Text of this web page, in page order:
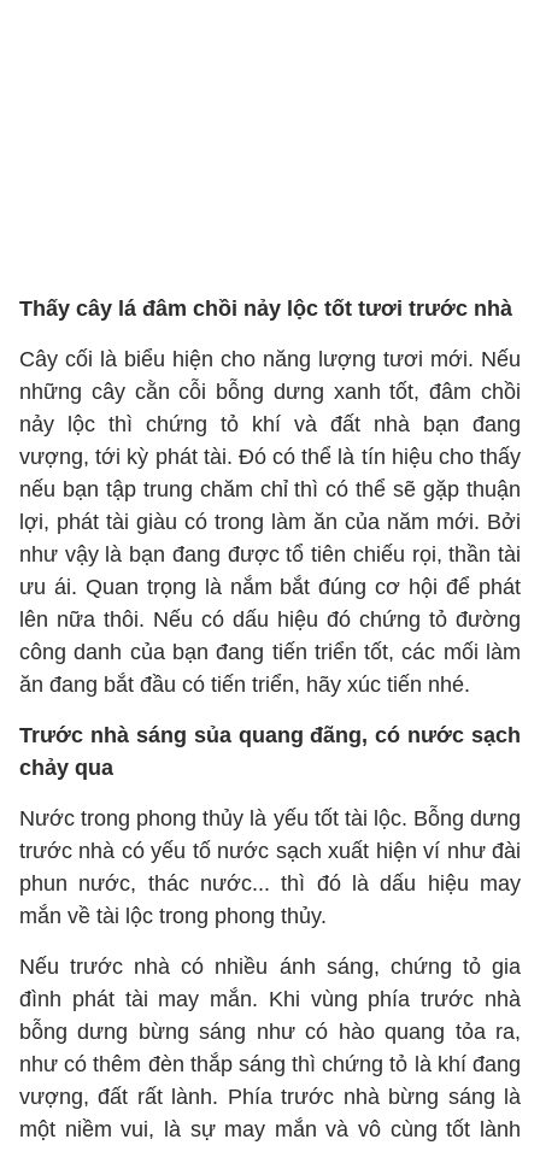
Thấy cây lá đâm chồi nảy lộc tốt tươi trước nhà
Cây cối là biểu hiện cho năng lượng tươi mới. Nếu
những cây cằn cỗi bỗng dưng xanh tốt, đâm chồi
nảy lộc thì chứng tỏ khí và đất nhà bạn đang
vượng, tới kỳ phát tài. Đó có thể là tín hiệu cho thấy
nếu bạn tập trung chăm chỉ thì có thể sẽ gặp thuận
lợi, phát tài giàu có trong làm ăn của năm mới. Bởi
như vậy là bạn đang được tổ tiên chiếu rọi, thần tài
ưu ái. Quan trọng là nắm bắt đúng cơ hội để phát
lên nữa thôi. Nếu có dấu hiệu đó chứng tỏ đường
công danh của bạn đang tiến triển tốt, các mối làm
ăn đang bắt đầu có tiến triển, hãy xúc tiến nhé.
Trước nhà sáng sủa quang đãng, có nước sạch
chảy qua
Nước trong phong thủy là yếu tốt tài lộc. Bỗng dưng
trước nhà có yếu tố nước sạch xuất hiện ví như đài
phun nước, thác nước... thì đó là dấu hiệu may
mắn về tài lộc trong phong thủy.
Nếu trước nhà có nhiều ánh sáng, chứng tỏ gia
đình phát tài may mắn. Khi vùng phía trước nhà
bỗng dưng bừng sáng như có hào quang tỏa ra,
như có thêm đèn thắp sáng thì chứng tỏ là khí đang
vượng, đất rất lành. Phía trước nhà bừng sáng là
một niềm vui, là sự may mắn và vô cùng tốt lành